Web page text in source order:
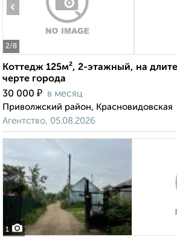
2/8
‹
Коттедж 125м², 2-этажный, на
черте города
30 000 ₽ в месяц
Приволжский район, Красновидовская
Агентство, 05.08.2026
1